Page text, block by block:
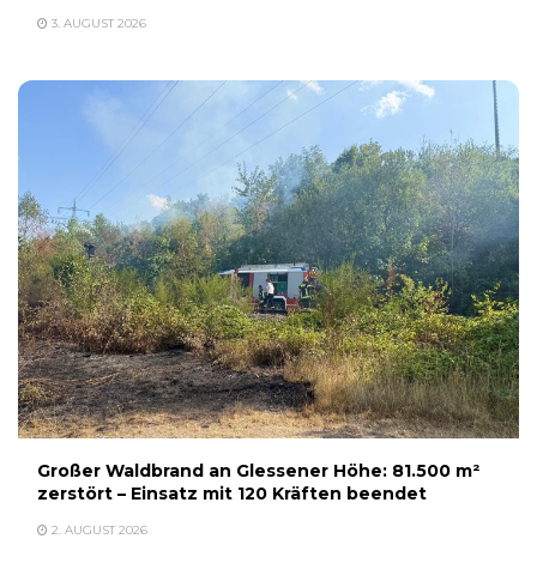
3. AUGUST 2026
Großer Waldbrand an Glessener Höhe: 81.500 m²
zerstört – Einsatz mit 120 Kräften beendet
2. AUGUST 2026